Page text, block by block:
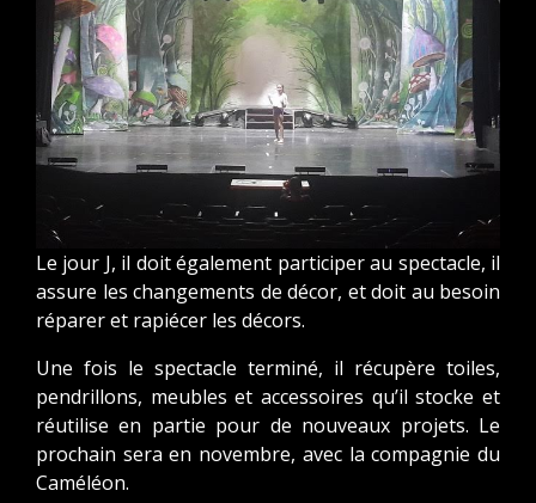
Le jour J, il doit également participer au spectacle, il
assure les changements de décor, et doit au besoin
réparer et rapiécer les décors.
Une fois le spectacle terminé, il récupère toiles,
pendrillons, meubles et accessoires qu’il stocke et
réutilise en partie pour de nouveaux projets. Le
prochain sera en novembre, avec la compagnie du
Caméléon.